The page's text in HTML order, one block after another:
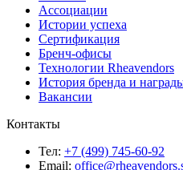
Ассоциации
Истории успеха
Сертификация
Бренч-офисы
Технологии Rheavendors
История бренда и
Вакансии
Контакты
Тел: +7 (499) 745-60-92
Email: